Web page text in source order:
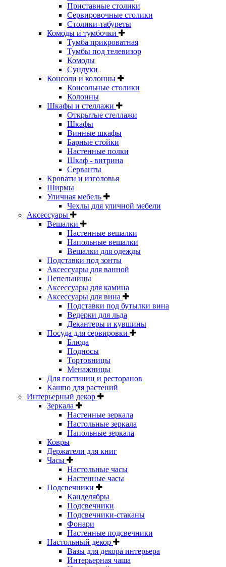
Приставные столики
Сервировочные столики
Столики-табуреты
Комоды и тумбочки
Тумба прикроватная
Тумбы под телевизор
Комоды
Сундуки
Консоли и колонны
Консольные столики
Колонны
Шкафы и стеллажи
Открытые стеллажи
Шкафы
Винные шкафы
Барные стойки
Настенные полки
Шкаф - витрина
Серванты
Кровати и изголовья
Ширмы
Уличная мебель
Чехлы для уличной мебели
Аксессуары
Вешалки
Настенные вешалки
Напольные вешалки
Вешалки для одежды
Подставки под зонты
Аксессуары для ванной
Пепельницы
Аксессуары для камина
Аксессуары для вина
Подставки под бутылки вина
Ведерки для льда
Декантеры и кувшины
Посуда для сервировки
Блюда
Подносы
Тортовницы
Менажницы
Для гостиниц и ресторанов
Кашпо для растений
Интерьерный декор
Зеркала
Настенные зеркала
Настольные зеркала
Напольные зеркала
Ковры
Держатели для книг
Часы
Настольные часы
Настенные часы
Подсвечники
Канделябры
Подсвечники
Подсвечники-стаканы
Фонари
Настенные подсвечники
Настольный декор
Вазы для декора интерьера
Интерьерная чаша